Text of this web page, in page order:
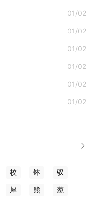
01/02
01/02
01/02
01/02
01/02
01/02

校 钵 驭
犀 熊 葱